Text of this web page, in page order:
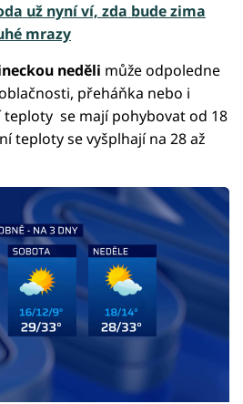
už nyní ví, zda bude zima
mrazy
neděli může odpoledne
přeháňka nebo i
teploty se mají pohybovat od 18
teploty se vyšplhají na 28 až